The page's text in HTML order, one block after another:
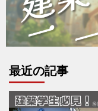
最近の記事